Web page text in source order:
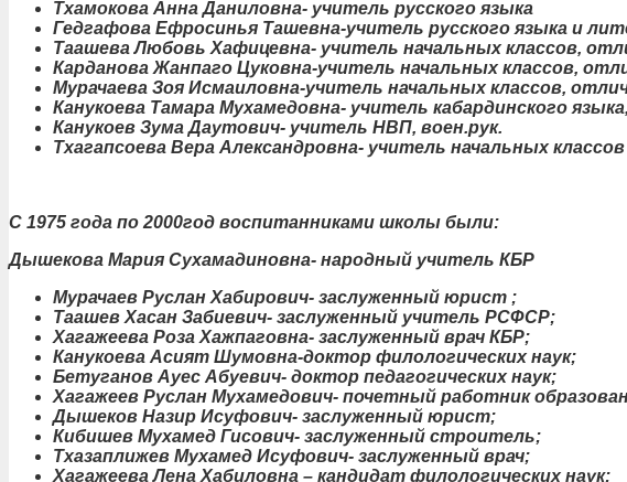
Тхамокова Анна Даниловна- учитель русского языка
Гедгафова Ефросинья Ташевна-учитель русского языка и
Таашева Любовь Хафицевна- учитель начальных классов,
Карданова Жанпаго Цуковна-учитель начальных классов,
Мурачаева Зоя Исмаиловна-учитель начальных классов,
Канукоева Тамара Мухамедовна- учитель кабардинского
Канукоев Зума Даутович- учитель НВП, воен.рук.
Тхагапсоева Вера Александровна- учитель начальных классов
С 1975 года по 2000год воспитанниками школы были:
Дышекова Мария Сухамадиновна- народный учитель КБР
Мурачаев Руслан Хабирович- заслуженный юрист ;
Таашев Хасан Забиевич- заслуженный учитель РСФСР;
Хагажеева Роза Хажпаговна- заслуженный врач КБР;
Канукоева Асият Шумовна-доктор филологических наук;
Бетуганов Ауес Абуевич- доктор педагогических наук;
Хагажеев Руслан Мухамедович- почетный работник
Дышеков Назир Исуфович- заслуженный юрист;
Кибишев Мухамед Гисович- заслуженный строитель;
Тхазаплижев Мухамед Исуфович- заслуженный врач;
Хагажеева Лена Хабиловна – кандидат филологических наук;